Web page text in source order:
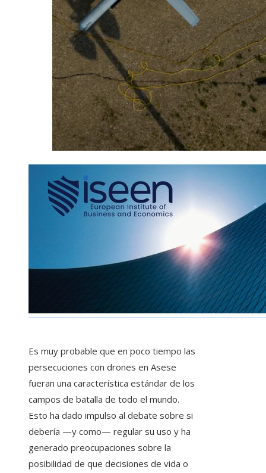
Es muy probable que en poco tiempo las
persecuciones con drones en Asese
fueran una característica estándar de los
campos de batalla de todo el mundo.
Esto ha dado impulso al debate sobre si
debería —y como— regular su uso y ha
generado preocupaciones sobre la
posibilidad de que decisiones de vida o